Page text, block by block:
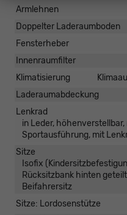
Armlehnen
Doppelter Laderaumboden
Fensterheber
Innenraumfilter
Klimatisierung
Laderaumabdeckung
Lenkrad
in Leder,
Sportausführung, mit
Sitze
Isofix
Rücksitzbank hinten
Beifahrersitz
Sitze: Lordosenstütze